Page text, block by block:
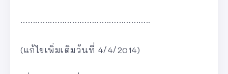
……………………………………………..
(แก้ไขเพิ่มเติมวันที่ 4/4/2014)